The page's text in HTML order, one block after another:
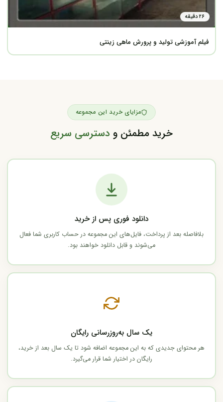
۲۶ دقیقه
فیلم آموزشی تولید و پرورش ماهی زینتی
مزایای خرید این مجموعه
خرید مطمئن و دسترسی سریع
دانلود فوری پس از خرید
بلافاصله بعد از پرداخت، فایل‌های این مجموعه در حساب کاربری شما فعال
می‌شوند و قابل دانلود خواهند بود.
یک سال به‌روزرسانی رایگان
هر محتوای جدیدی که به این مجموعه اضافه شود تا یک سال بعد از خرید،
رایگان در اختیار شما قرار می‌گیرد.